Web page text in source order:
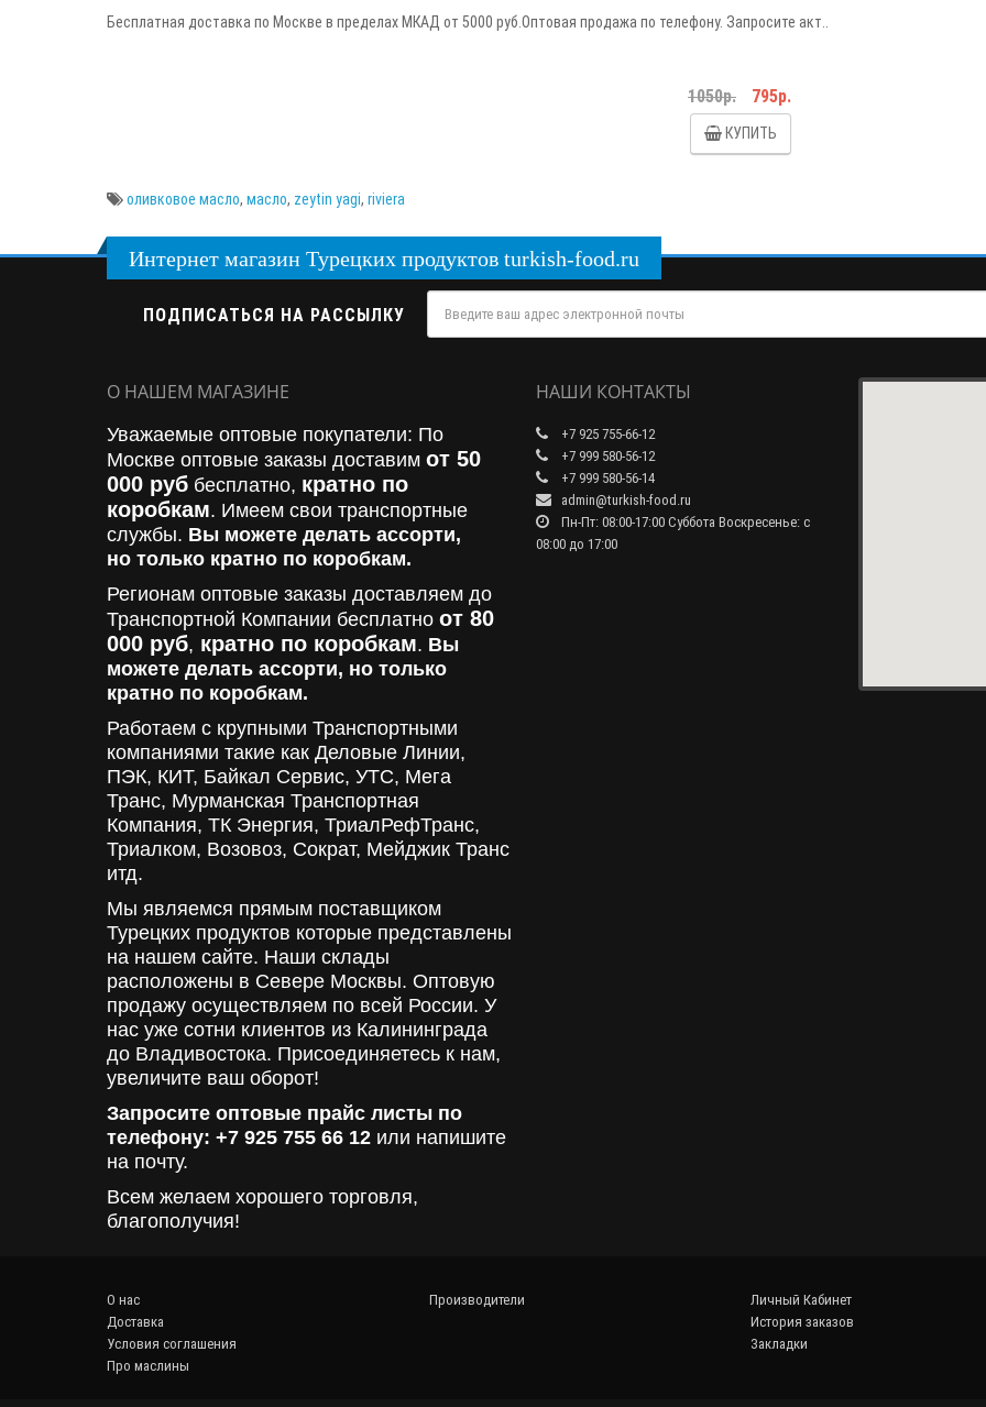
Бесплатная доставка по Москве в пределах МКАД от 5000 руб.Оптовая продажа по телефону. Запросите акт..
1050р. 795р.
КУПИТЬ
оливковое масло, масло, zeytin yagi, riviera
Интернет магазин Турецких продуктов turkish-food.ru
ПОДПИСАТЬСЯ НА РАССЫЛКУ
О НАШЕМ МАГАЗИНЕ
Уважаемые оптовые покупатели: По
Москве оптовые заказы доставим от 50
000 руб бесплатно, кратно по
коробкам. Имеем свои транспортные
службы. Вы можете делать ассорти,
но только кратно по коробкам.
Регионам оптовые заказы доставляем до
Транспортной Компании бесплатно от 80
000 руб, кратно по коробкам. Вы
можете делать ассорти, но только
кратно по коробкам.
Работаем с крупными Транспортными
компаниями такие как Деловые Линии,
ПЭК, КИТ, Байкал Сервис, УТС, Мега
Транс, Мурманская Транспортная
Компания, ТК Энергия, ТриалРефТранс,
Триалком, Возовоз, Сократ, Мейджик Транс
итд.
Мы являемся прямым поставщиком
Турецких продуктов которые представлены
на нашем сайте. Наши склады
расположены в Севере Москвы. Оптовую
продажу осуществляем по всей России. У
нас уже сотни клиентов из Калининграда
до Владивостока. Присоединяетесь к нам,
увеличите ваш оборот!
Запросите оптовые прайс листы по
телефону: +7 925 755 66 12 или напишите
на почту.
Всем желаем хорошего торговля,
благополучия!
НАШИ КОНТАКТЫ
+7 925 755-66-12
+7 999 580-56-12
+7 999 580-56-14
admin@turkish-food.ru
Пн-Пт: 08:00-17:00 Суббота Воскресенье: с
08:00 до 17:00
О нас
Доставка
Условия соглашения
Про маслины
Производители
Личный Кабинет
История заказов
Закладки